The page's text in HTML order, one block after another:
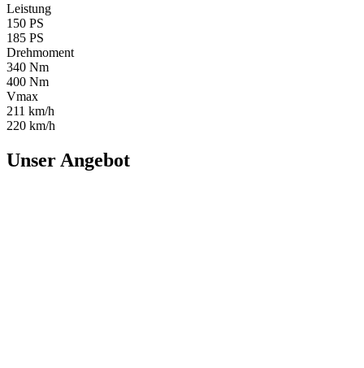
Leistung
150 PS
185 PS
Drehmoment
340 Nm
400 Nm
Vmax
211 km/h
220 km/h
Unser Angebot